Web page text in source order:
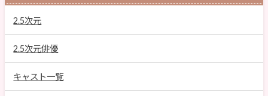
2.5次元
2.5次元俳優
キャスト一覧